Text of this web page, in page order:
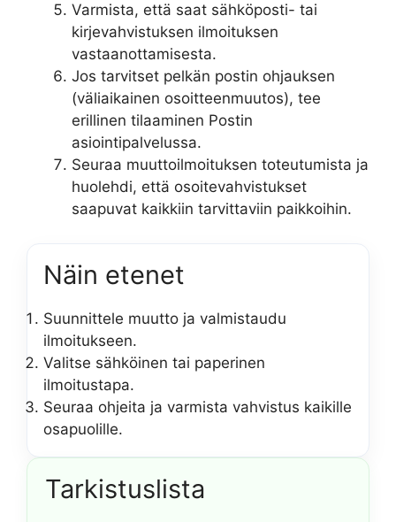
Varmista, että saat sähköposti- tai
kirjevahvistuksen ilmoituksen
vastaanottamisesta.
Jos tarvitset pelkän postin ohjauksen
(väliaikainen osoitteenmuutos), tee
erillinen tilaaminen Postin
asiointipalvelussa.
Seuraa muuttoilmoituksen toteutumista ja
huolehdi, että osoitevahvistukset
saapuvat kaikkiin tarvittaviin paikkoihin.
Näin etenet
Suunnittele muutto ja valmistaudu
ilmoitukseen.
Valitse sähköinen tai paperinen
ilmoitustapa.
Seuraa ohjeita ja varmista vahvistus kaikille
osapuolille.
Tarkistuslista